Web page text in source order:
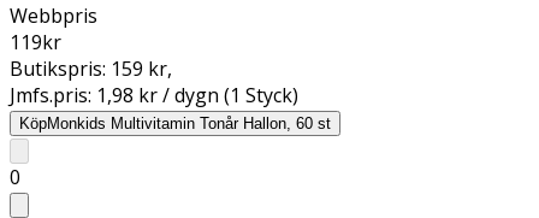
Webbpris
119kr
Butikspris: 159 kr,
Jmfs.pris: 1,98 kr / dygn (1 Styck)
KöpMonkids Multivitamin Tonår Hallon, 60 st
0